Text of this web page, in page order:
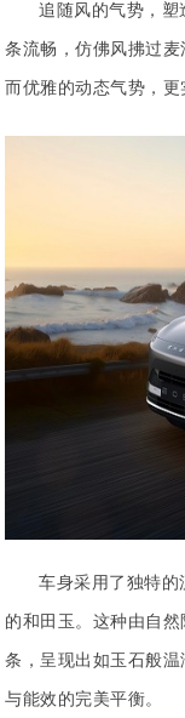
追随风的气势，塑
条流畅，仿佛风拂过
而优雅的动态气势，更
车身采用了独特的
的和田玉。这种由自
条，呈现出如玉石般
与能效的完美平衡。